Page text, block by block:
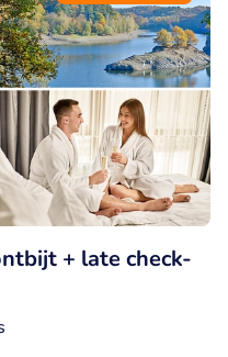
+ late check-